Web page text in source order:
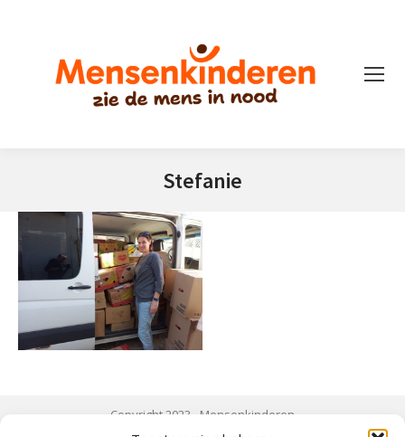
Stefanie
Copyright 2023 - Mensenkinderen